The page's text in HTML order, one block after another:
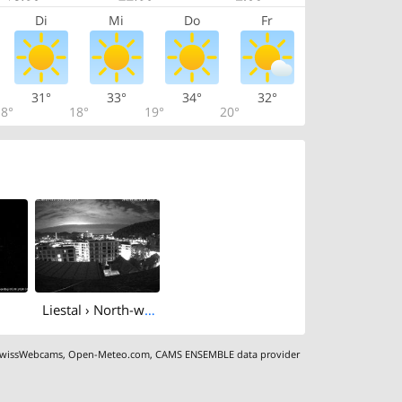
Di Mi Do Fr
31°
18°
33°
19°
34°
20°
32°
Liestal › North-west: Wundberatung Kantonsspital Baselland
,Open-Meteo.com,CAMS ENSEMBLE data provider